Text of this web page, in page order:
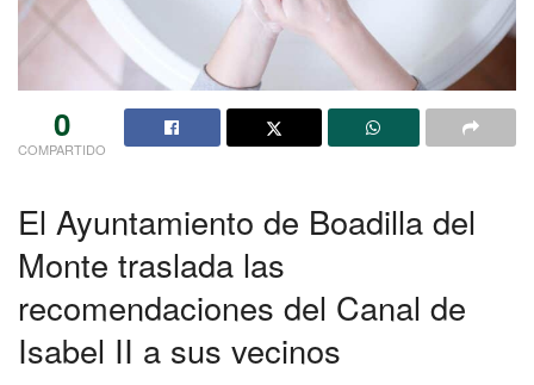
0
COMPARTIDO
El Ayuntamiento de Boadilla del
Monte traslada las
recomendaciones del Canal de
Isabel II a sus vecinos